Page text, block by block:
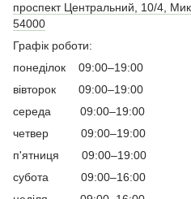
проспект Центральний, 10/4,
54000
Графік роботи:
понеділок 09:00–19:00
вівторок 09:00–19:00
середа 09:00–19:00
четвер 09:00–19:00
п'ятниця 09:00–19:00
субота 09:00–16:00